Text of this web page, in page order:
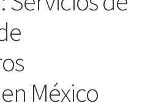
y cuál es su función Principal?
su función Principal?
es su función Principal?
México